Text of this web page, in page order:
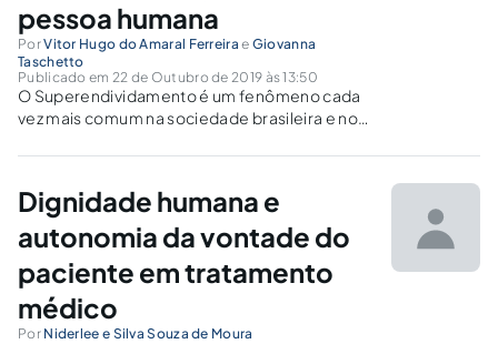
pessoa humana
PorVitor Hugo do Amaral Ferreira e Giovanna
Taschetto
Publicado em 22 de Outubro de 2019 às 13:50
O Superendividamento é um fenômeno cada
vez mais comum na sociedade brasileira e no
irresponsável que é substancialmente
necessário que a ordem jurídica atente à estes
casos.
Dignidade humana e
autonomia da vontade do
paciente em tratamento
médico
Por Niderlee e Silva Souza de Moura